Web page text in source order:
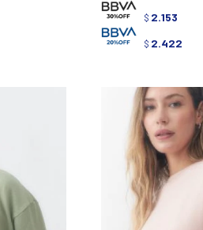
$ 2.153
$ 2.422